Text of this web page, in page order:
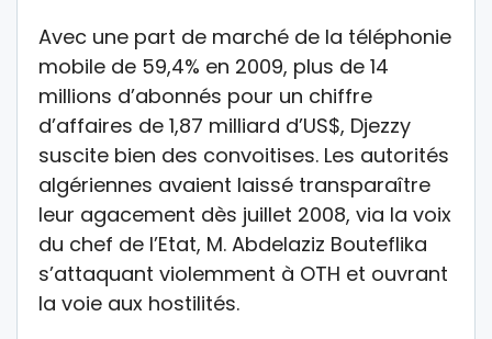
Avec une part de marché de la téléphonie
mobile de 59,4% en 2009, plus de 14
millions d’abonnés pour un chiffre
d’affaires de 1,87 milliard d’US$, Djezzy
suscite bien des convoitises. Les autorités
algériennes avaient laissé transparaître
leur agacement dès juillet 2008, via la voix
du chef de l’Etat, M. Abdelaziz Bouteflika
s’attaquant violemment à OTH et ouvrant
la voie aux hostilités.